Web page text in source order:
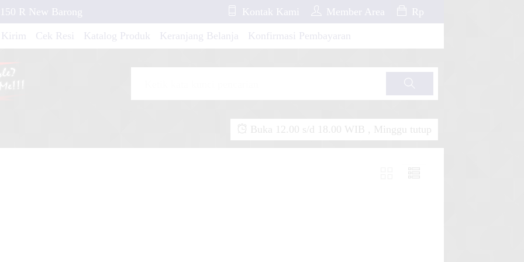
R New Barong
Monster
FU Red Race
250 RR Mono
Kontak Kami Member Area Rp
Kirim Cek Resi Katalog Produk Keranjang Belanja Konfirmasi Pembayaran
Cari
Buka 12.00 s/d 18.00 WIB , Minggu tutup